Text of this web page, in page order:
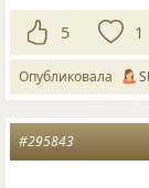
5 1
Опубликовала
#295843